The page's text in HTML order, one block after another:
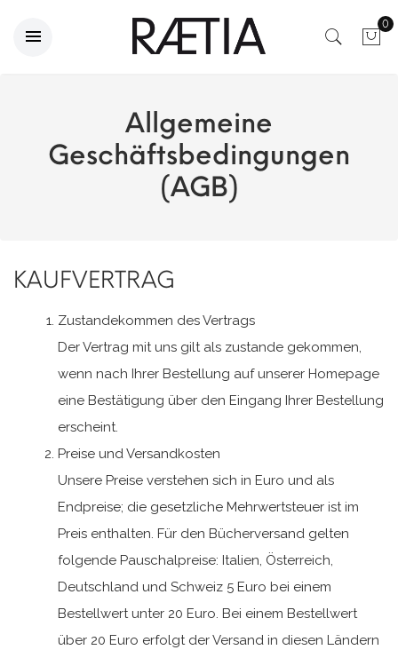
0
Allgemeine
Geschäftsbedingungen
(AGB)
KAUFVERTRAG
Zustandekommen des Vertrags
Der Vertrag mit uns gilt als zustande gekommen,
wenn nach Ihrer Bestellung auf unserer Homepage
eine Bestätigung über den Eingang Ihrer Bestellung
erscheint.
Preise und Versandkosten
Unsere Preise verstehen sich in Euro und als
Endpreise; die gesetzliche Mehrwertsteuer ist im
Preis enthalten. Für den Bücherversand gelten
folgende Pauschalpreise: Italien, Österreich,
Deutschland und Schweiz 5 Euro bei einem
Bestellwert unter 20 Euro. Bei einem Bestellwert
über 20 Euro erfolgt der Versand in diesen Ländern